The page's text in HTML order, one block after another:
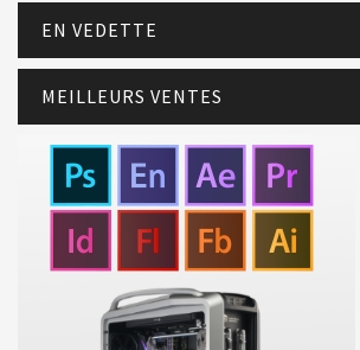
EN VEDETTE
MEILLEURS VENTES